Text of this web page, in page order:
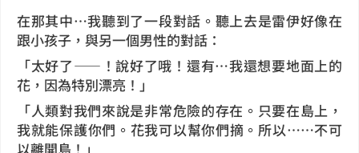
在那其中…我聽到了一段對話。聽上去是雷伊好像在
跟小孩子，與另一個男性的對話：
「太好了——！說好了哦！還有…我還想要地面上的
花，因為特別漂亮！」
「人類對我們來說是非常危險的存在。只要在島上，
我就能保護你們。花我可以幫你們摘。所以……不可
以離開島！」